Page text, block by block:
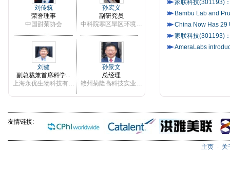
刘传筑
荣誉理事
中国甜菊协会
孙宏义
副研究员
中科院寒区旱区环境与工程研究所
刘健
副总裁兼首席科学...
上海永优生物科技有限公司
孙景文
总经理
赣州菊隆高科技实业有限公司
友情链接:
主页 - 关